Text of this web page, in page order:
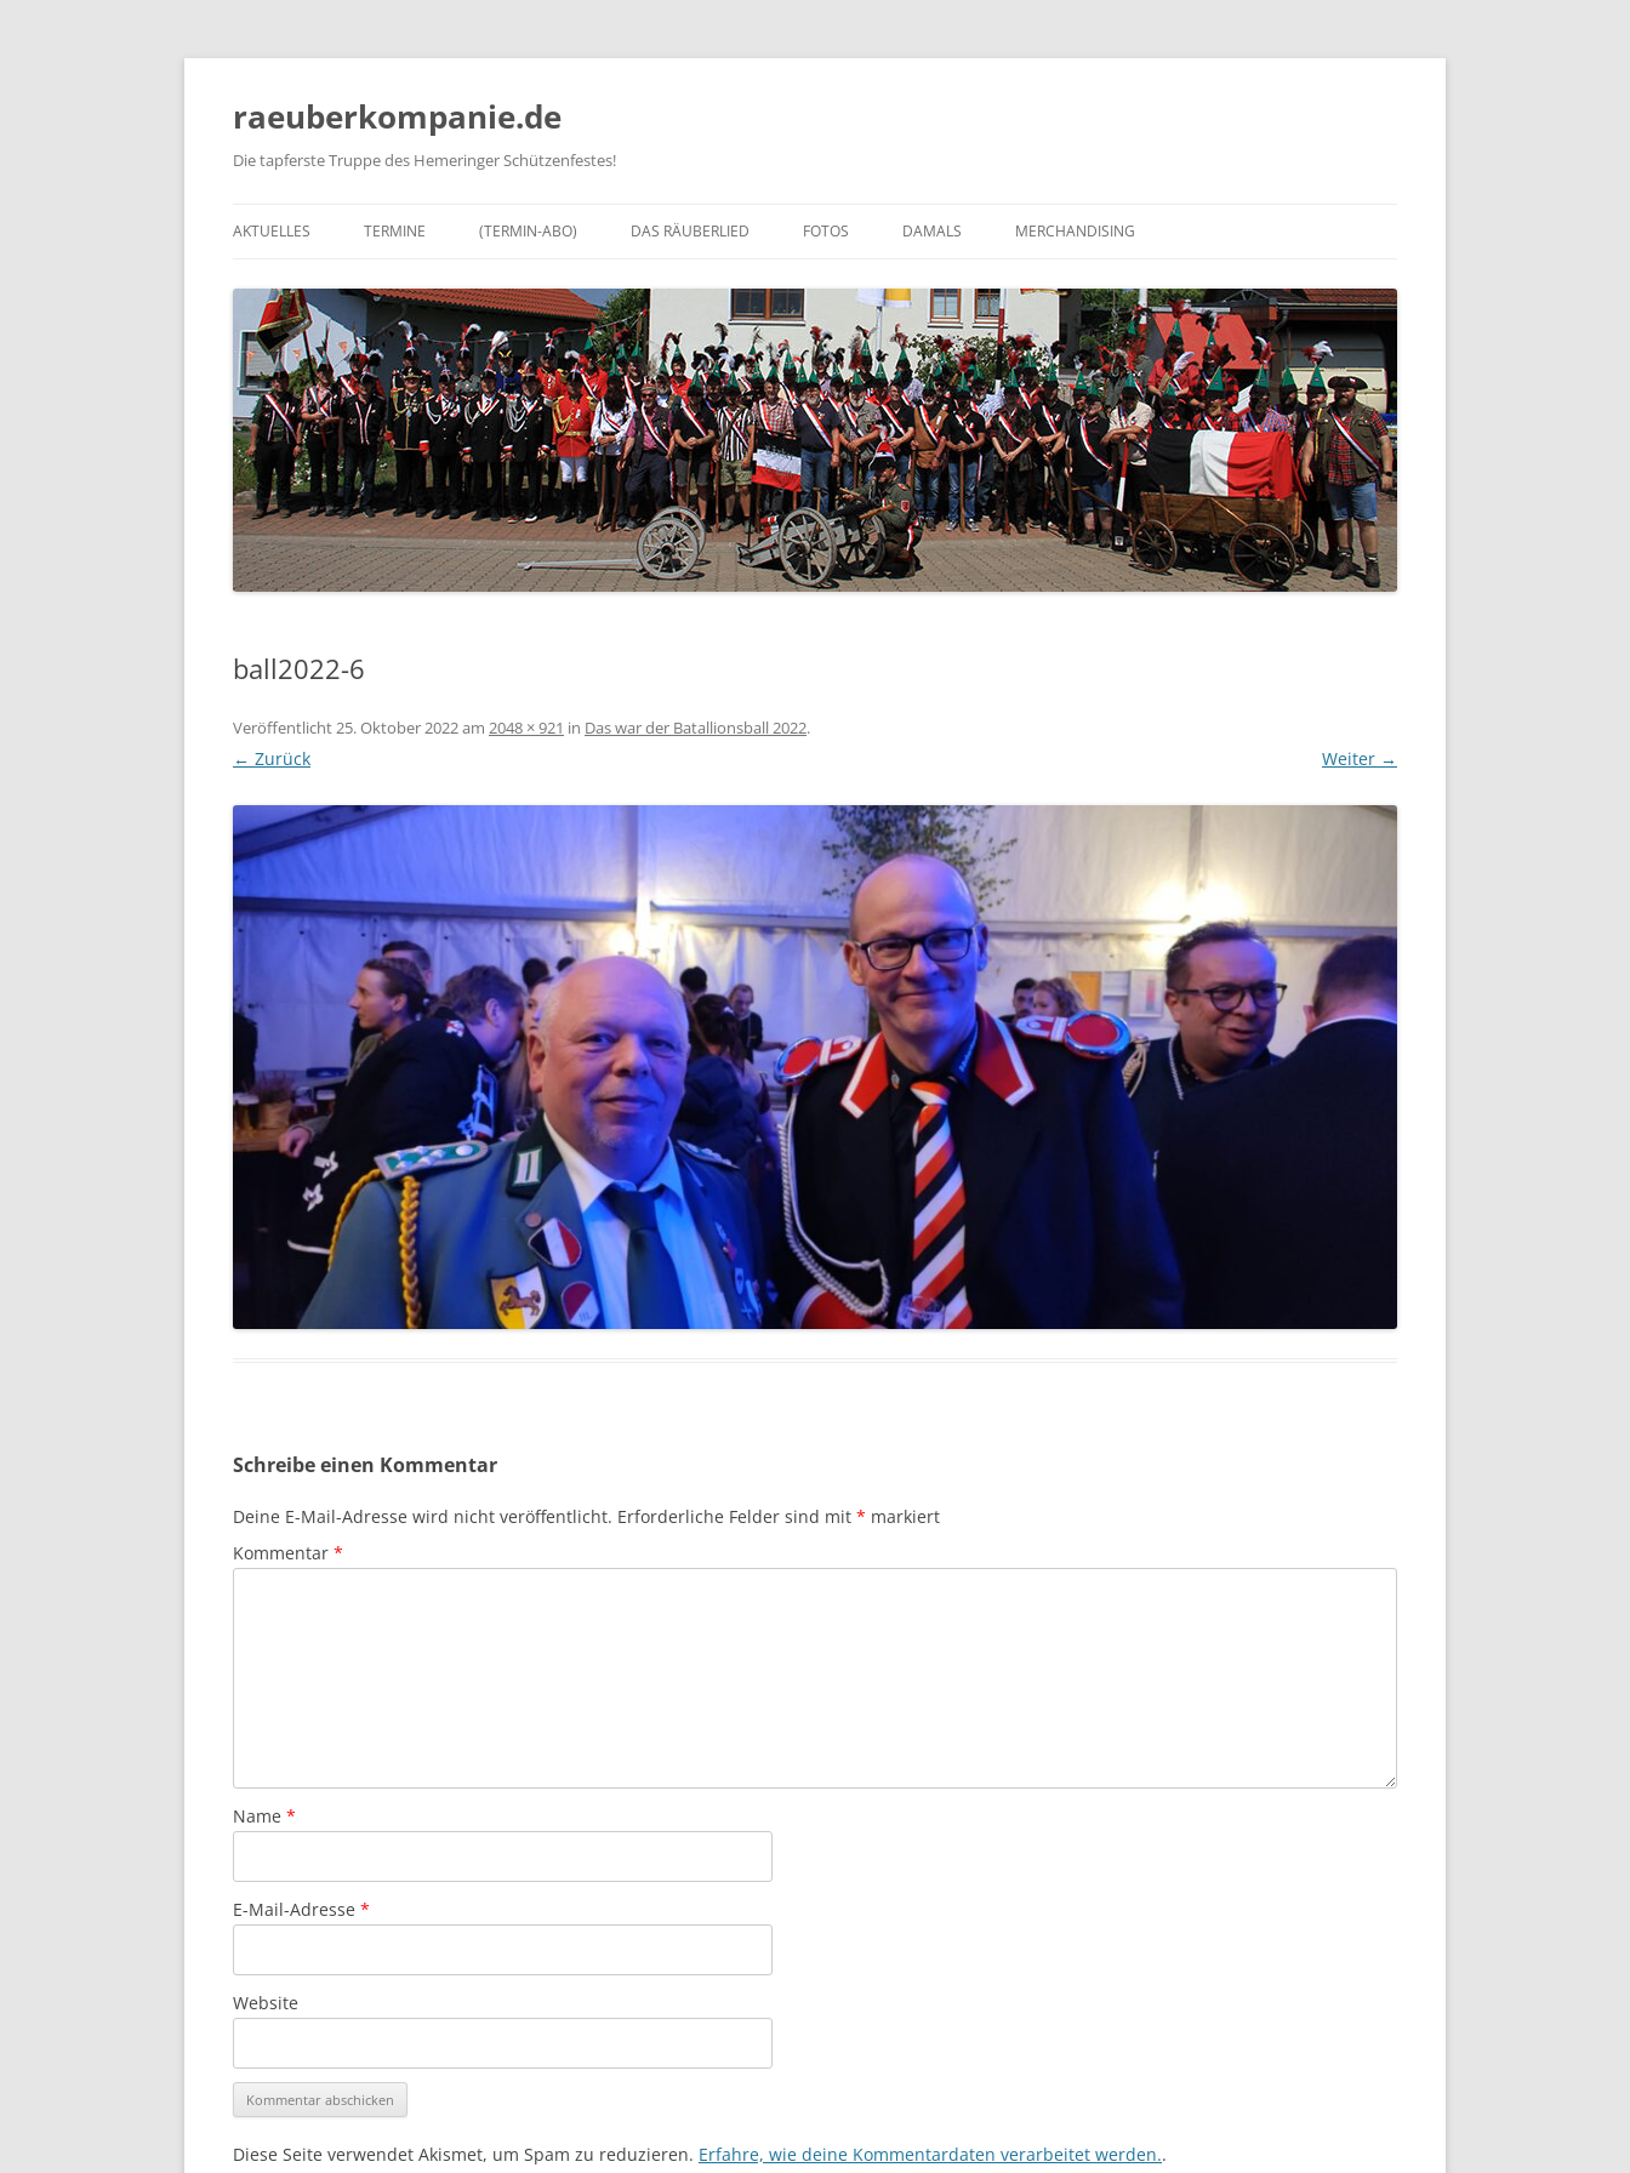
Zum
raeuberkompanie.de
Die tapferste Truppe des Hemeringer Schützenfestes!
AKTUELLES TERMINE (TERMIN-ABO) DAS RÄUBERLIED FOTOS DAMALS MERCHANDISING
ball2022-6
Veröffentlicht25. Oktober 2022am 2048 × 921 in Das war der Batallionsball 2022.
← Zurück Weiter →
Schreibe einen Kommentar
Deine E-Mail-Adresse wird nicht veröffentlicht. Erforderliche Felder sind mit * markiert
Kommentar *
Name *
E-Mail-Adresse *
Website
Diese Seite verwendet Akismet, um Spam zu reduzieren. Erfahre, wie deine Kommentardaten verarbeitet werden..